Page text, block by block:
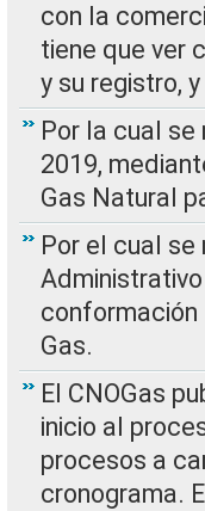
con la
tiene que ver
y su registro,
Por la cual
2019,
Gas Natural
Por el cual
conformación
Gas.
El CNOGas
inicio al
procesos a
cronograma.